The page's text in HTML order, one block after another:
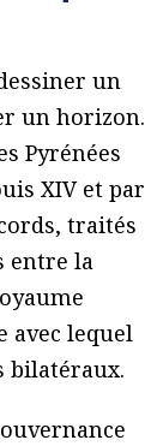
un
un horizon.
Pyrénées
XIV et par
traités
entre la
avec lequel
bilatéraux.